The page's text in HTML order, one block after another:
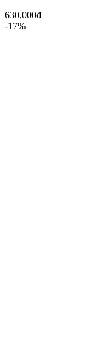
630,000₫
-17%